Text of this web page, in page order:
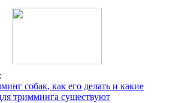
собак, как его делать и какие
тримминга существуют